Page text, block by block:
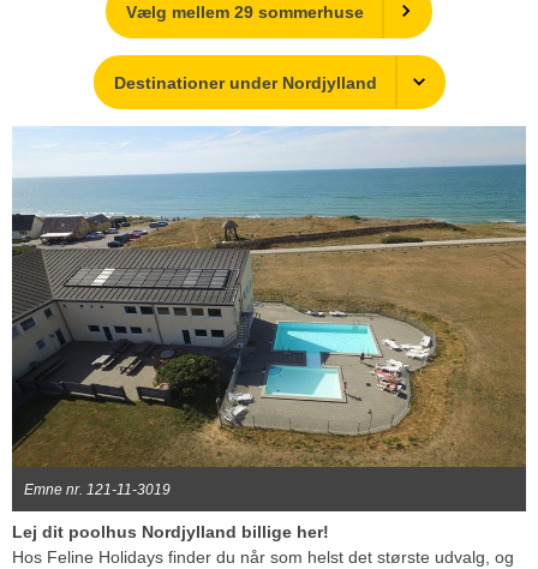
Vælg mellem 29 sommerhuse
Destinationer under Nordjylland
Emne nr. 121-11-3019
Lej dit poolhus Nordjylland billige her!
Hos Feline Holidays finder du når som helst det største udvalg, og